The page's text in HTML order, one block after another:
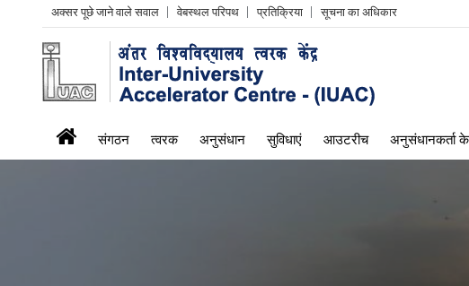
Header
Left
menu
अक्सर पूछे जाने वाले सवाल वेबस्थल परिपथ प्रतिक्रिया सूचना का अधिकार
iuac
menu
संगठन त्वरक अनुसंधान सुविधाएं आउटरीच अनुसंधानकर्ता